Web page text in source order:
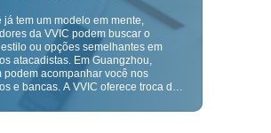
já tem um modelo em mente,
da VVIC podem buscar o
ou opções semelhantes em
atacadistas. Em Guangzhou,
podem acompanhar você nos
e bancas. A VVIC oferece troca de
imagem ou amostra, para tornar